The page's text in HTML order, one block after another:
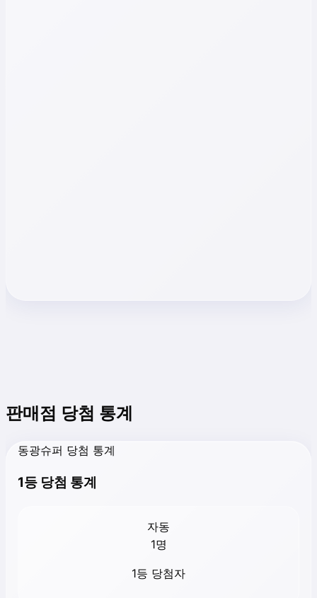
판매점 당첨 통계
동광슈퍼 당첨 통계
1등 당첨 통계
자동
1명
1등 당첨자